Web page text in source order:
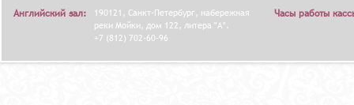
Английский зал:
190121, Санкт-Петербург, набережная
реки Мойки, дом 122, литера "А".
+7 (812) 702-60-96
Часы работы